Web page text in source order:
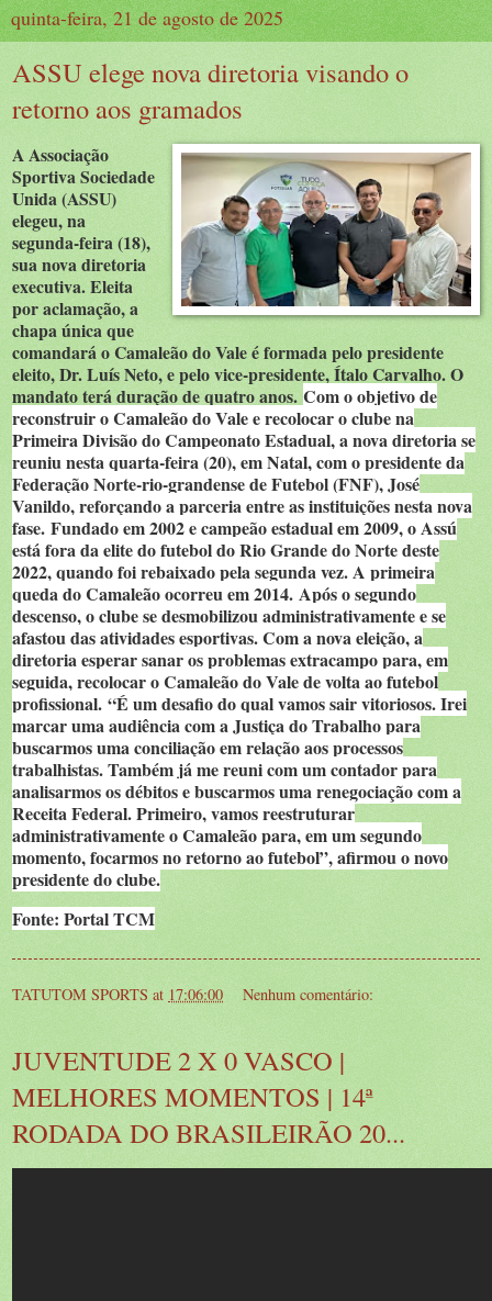
quinta-feira, 21 de agosto de 2025
ASSU elege nova diretoria visando o
retorno aos gramados
A Associação
Sportiva Sociedade
Unida (ASSU)
elegeu, na
segunda-feira (18),
sua nova diretoria
executiva. Eleita
por aclamação, a
chapa única que
comandará o Camaleão do Vale é formada pelo presidente
eleito, Dr. Luís Neto, e pelo vice-presidente, Ítalo Carvalho. O
mandato terá duração de quatro anos. Com o objetivo de
reconstruir o Camaleão do Vale e recolocar o clube na
Primeira Divisão do Campeonato Estadual, a nova diretoria se
reuniu nesta quarta-feira (20), em Natal, com o presidente da
Federação Norte-rio-grandense de Futebol (FNF), José
Vanildo, reforçando a parceria entre as instituições nesta nova
fase. Fundado em 2002 e campeão estadual em 2009, o Assú
está fora da elite do futebol do Rio Grande do Norte deste
2022, quando foi rebaixado pela segunda vez. A primeira
queda do Camaleão ocorreu em 2014. Após o segundo
descenso, o clube se desmobilizou administrativamente e se
afastou das atividades esportivas. Com a nova eleição, a
diretoria esperar sanar os problemas extracampo para, em
seguida, recolocar o Camaleão do Vale de volta ao futebol
profissional. “É um desafio do qual vamos sair vitoriosos. Irei
marcar uma audiência com a Justiça do Trabalho para
buscarmos uma conciliação em relação aos processos
trabalhistas. Também já me reuni com um contador para
analisarmos os débitos e buscarmos uma renegociação com a
Receita Federal. Primeiro, vamos reestruturar
administrativamente o Camaleão para, em um segundo
momento, focarmos no retorno ao futebol”, afirmou o novo
presidente do clube.
Fonte: Portal TCM
TATUTOM SPORTS at 17:06:00 Nenhum comentário:
JUVENTUDE 2 X 0 VASCO |
MELHORES MOMENTOS | 14ª
RODADA DO BRASILEIRÃO 20...